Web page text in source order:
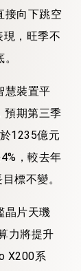
接向下跳空
，旺季不
慧裝置平
預期第三季
1235億元
，較去年
標不變。
晶片天璣
力將提升
X200系